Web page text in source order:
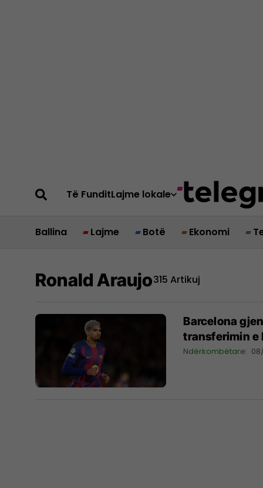
Të FunditLajme lokale
Ballina Lajme Botë Ekonomi
Ronald Araujo315 Artikuj
Barcelona
transferimin e
Ndërkombëtare